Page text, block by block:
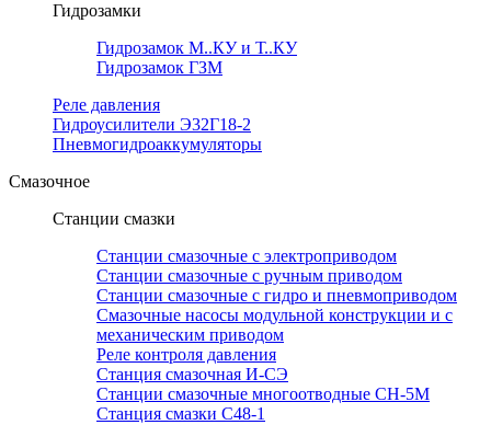
Гидрозамки
Гидрозамок М..КУ и Т..КУ
Гидрозамок ГЗМ
Реле давления
Гидроусилители Э32Г18-2
Пневмогидроаккумуляторы
Смазочное
Станции смазки
Станции смазочные с электроприводом
Станции смазочные с ручным приводом
Станции смазочные с гидро и пневмоприводом
Смазочные насосы модульной конструкции и с
механическим приводом
Реле контроля давления
Станция смазочная И-СЭ
Станции смазочные многоотводные СН-5М
Станция смазки С48-1